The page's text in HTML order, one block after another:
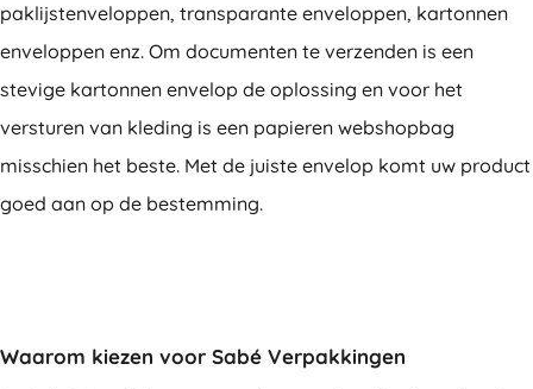
paklijstenveloppen, transparante enveloppen, kartonnen
enveloppen enz. Om documenten te verzenden is een
stevige kartonnen envelop de oplossing en voor het
versturen van kleding is een papieren webshopbag
misschien het beste. Met de juiste envelop komt uw product
goed aan op de bestemming.
Waarom kiezen voor Sabé Verpakkingen